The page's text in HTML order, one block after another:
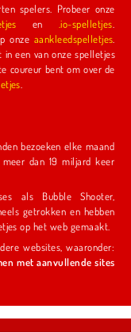
spelers. Probeer onze
en .io-spelletjes
Fashionista's van alle leeftijden zullen dol zijn op onze aankleedspelletjes
bent om over de
bezoeken elke maand
dan 19 miljard keer
als Bubble Shooter,
ze daarmee tot een van de meest iconische spelletjes op het web gemaakt.
websites, waaronder:
met aanvullende sites